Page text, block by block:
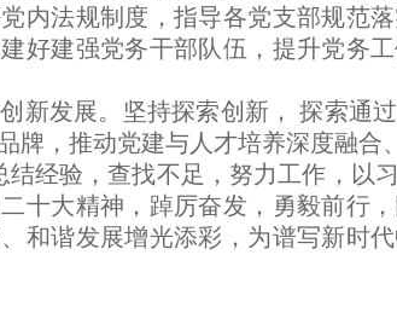
内法规制度，指导各党支部规范
好建强党务干部队伍，提升党务
新发展。坚持探索创新， 探索通
牌，推动党建与人才培养深度融合
结经验，查找不足，努力工作，以
十大精神，踔厉奋发，勇毅前行
和谐发展增光添彩，为谱写新时